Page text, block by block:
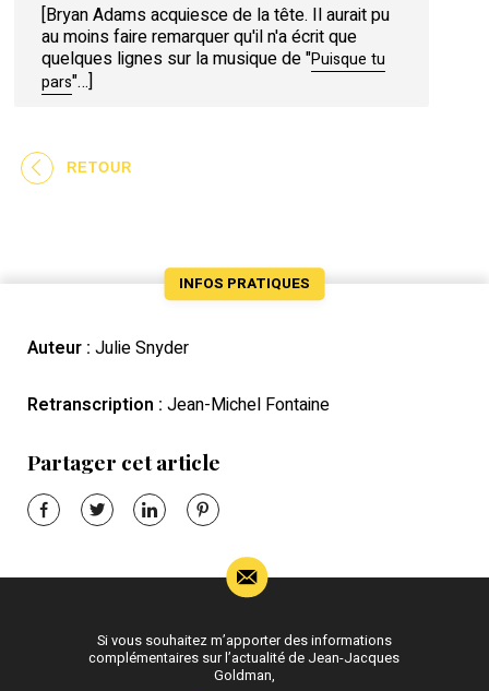
[Bryan Adams acquiesce de la tête. Il aurait pu
au moins faire remarquer qu'il n'a écrit que
quelques lignes sur la musique de "Puisque tu
pars"…]
RETOUR
INFOS PRATIQUES
Auteur : Julie Snyder
Retranscription : Jean-Michel Fontaine
Partager cet article
Si vous souhaitez m’apporter des informations
complémentaires sur l’actualité de Jean-Jacques
Goldman,